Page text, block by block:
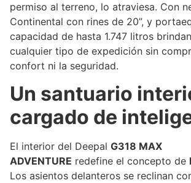
permiso al terreno, lo atraviesa. Con
Continental con rines de 20”, y
capacidad de hasta 1.747 litros
cualquier tipo de expedición sin
confort ni la seguridad.
Un santuario
cargado de
El interior del Deepal G318 MAX
ADVENTURE redefine el concepto de
Los asientos delanteros se reclinan